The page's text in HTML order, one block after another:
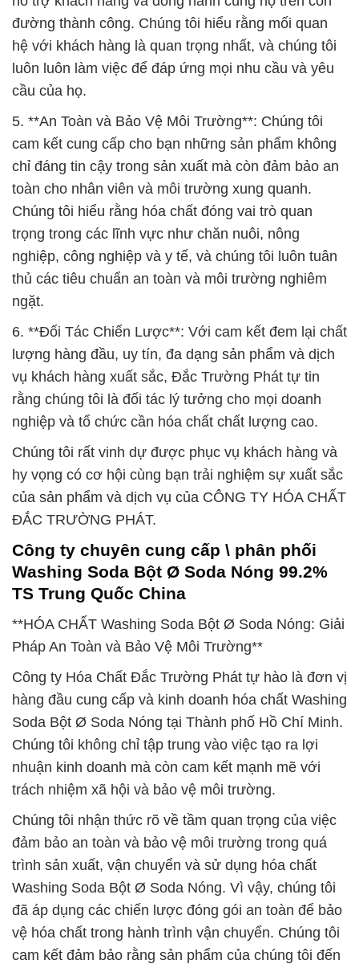
đường thành công. Chúng tôi hiểu rằng mối quan
hệ với khách hàng là quan trọng nhất, và chúng tôi
luôn luôn làm việc để đáp ứng mọi nhu cầu và yêu
cầu của họ.
5. **An Toàn và Bảo Vệ Môi Trường**: Chúng tôi
cam kết cung cấp cho bạn những sản phẩm không
chỉ đáng tin cậy trong sản xuất mà còn đảm bảo an
toàn cho nhân viên và môi trường xung quanh.
Chúng tôi hiểu rằng hóa chất đóng vai trò quan
trọng trong các lĩnh vực như chăn nuôi, nông
nghiệp, công nghiệp và y tế, và chúng tôi luôn tuân
thủ các tiêu chuẩn an toàn và môi trường nghiêm
ngặt.
6. **Đối Tác Chiến Lược**: Với cam kết đem lại chất
lượng hàng đầu, uy tín, đa dạng sản phẩm và dịch
vụ khách hàng xuất sắc, Đắc Trường Phát tự tin
rằng chúng tôi là đối tác lý tưởng cho mọi doanh
nghiệp và tổ chức cần hóa chất chất lượng cao.
Chúng tôi rất vinh dự được phục vụ khách hàng và
hy vọng có cơ hội cùng bạn trải nghiệm sự xuất sắc
của sản phẩm và dịch vụ của CÔNG TY HÓA CHẤT
ĐẮC TRƯỜNG PHÁT.
Công ty chuyên cung cấp \ phân phối
Washing Soda Bột Ø Soda Nóng 99.2%
TS Trung Quốc China
**HÓA CHẤT Washing Soda Bột Ø Soda Nóng: Giải
Pháp An Toàn và Bảo Vệ Môi Trường**
Công ty Hóa Chất Đắc Trường Phát tự hào là đơn vị
hàng đầu cung cấp và kinh doanh hóa chất Washing
Soda Bột Ø Soda Nóng tại Thành phố Hồ Chí Minh.
Chúng tôi không chỉ tập trung vào việc tạo ra lợi
nhuận kinh doanh mà còn cam kết mạnh mẽ với
trách nhiệm xã hội và bảo vệ môi trường.
Chúng tôi nhận thức rõ về tầm quan trọng của việc
đảm bảo an toàn và bảo vệ môi trường trong quá
trình sản xuất, vận chuyển và sử dụng hóa chất
Washing Soda Bột Ø Soda Nóng. Vì vậy, chúng tôi
đã áp dụng các chiến lược đóng gói an toàn để bảo
vệ hóa chất trong hành trình vận chuyển. Chúng tôi
cam kết đảm bảo rằng sản phẩm của chúng tôi đến